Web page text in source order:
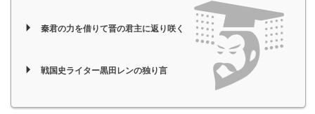
秦君の力を借りて晋の君主に返り咲く
戦国史ライター黒田レンの独り言